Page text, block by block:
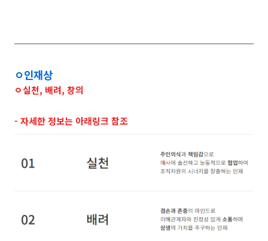
ㅇ인재상
ㅇ실천, 배려, 창의
- 자세한 정보는 아래링크 참조